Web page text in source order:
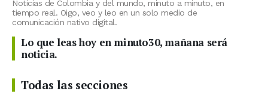
Noticias de Colombia y del mundo, minuto a minuto, en
tiempo real. Oigo, veo y leo en un solo medio de
comunicación nativo digital.
Lo que leas hoy en minuto30, mañana será
noticia.
Todas las secciones